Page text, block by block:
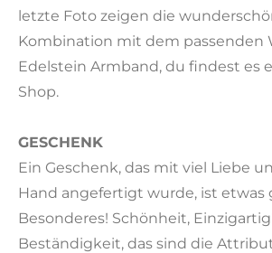
letzte Foto zeigen die
Kombination mit dem passenden
Edelstein Armband, du findest es
Shop.
GESCHENK
Ein Geschenk, das mit viel Liebe
Hand angefertigt wurde, ist etwas
Besonderes! Schönheit,
Beständigkeit, das sind die